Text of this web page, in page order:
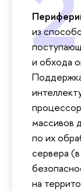
из
и обхода
массивов
по их
сервера
на